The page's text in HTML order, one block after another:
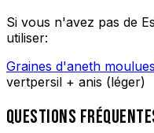
Si vous n'avez pas de
utiliser:
Graines d'aneth moulues
vertpersil + anis (léger)
QUESTIONS